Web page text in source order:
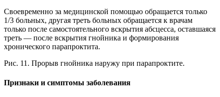
Своевременно за медицинской помощью обращается только
1/3 больных, другая треть больных обращается к врачам
только после самостоятельного вскрытия абсцесса, оставшаяся
треть — после вскрытия гнойника и формирования
хронического парапроктита.
Рис. 11. Прорыв гнойника наружу при парапроктите.
Признаки и симптомы заболевания